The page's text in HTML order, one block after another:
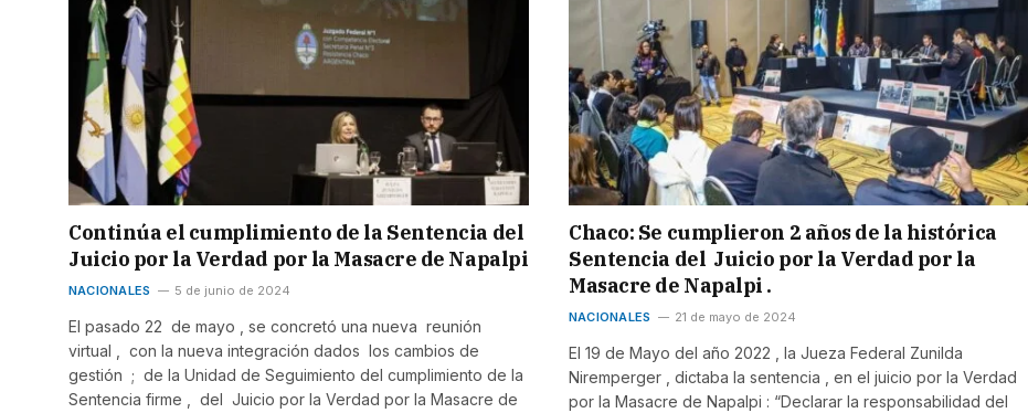
Continúa el cumplimiento de la Sentencia del
Juicio por la Verdad por la Masacre de Napalpi
NACIONALES 5 de junio de 2024
El pasado 22 de mayo , se concretó una nueva reunión
virtual , con la nueva integración dados los cambios de
gestión ; de la Unidad de Seguimiento del cumplimiento de la
Sentencia firme , del Juicio por la Verdad por la Masacre de
Chaco: Se cumplieron 2 años de la histórica
Sentencia del Juicio por la Verdad por la
Masacre de Napalpi .
NACIONALES 21 de mayo de 2024
El 19 de Mayo del año 2022 , la Jueza Federal Zunilda
Niremperger , dictaba la sentencia , en el juicio por la Verdad
por la Masacre de Napalpi : “Declarar la responsabilidad del